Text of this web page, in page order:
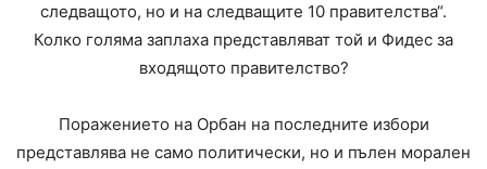
следващото, но и на следващите 10 правителства“.
Колко голяма заплаха представляват той и Фидес за
входящото правителство?
Поражението на Орбан на последните избори
представлява не само политически, но и пълен морален